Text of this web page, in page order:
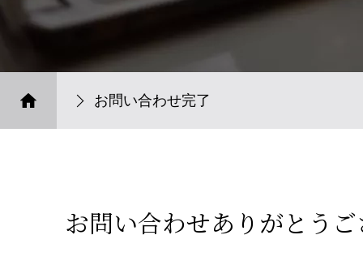
お問い合わせ完了
お問い合わせありがとう